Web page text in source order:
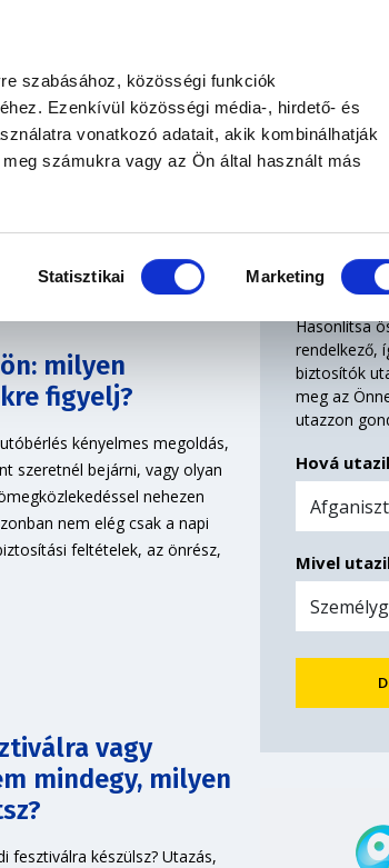
szabásához, közösségi funkciók
Ezenkívül közösségi média-, hirdető- és
vonatkozó adatait, akik kombinálhatják
számukra vagy az Ön által használt más
Statisztikai Marketing
BIZTOSÍTÁSI SEGÉDLET
milyen
figyelj?
kényelmes megoldás,
szeretnél bejárni, vagy olyan
nehezen
nem elég csak a napi
feltételek, az önrész,
vagy
mindegy, milyen
készülsz? Utazás,
Hasonlítsa
rendelkező,
biztosítók
meg az
utazzon
Hová
Mivel